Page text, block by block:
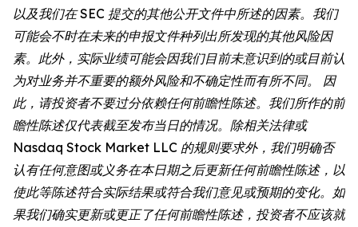
以及我们在 SEC 提交的其他公开文件中所述的因素。我们
可能会不时在未来的申报文件种列出所发现的其他风险因
素。此外，实际业绩可能会因我们目前未意识到的或目前认
为对业务并不重要的额外风险和不确定性而有所不同。 因
此，请投资者不要过分依赖任何前瞻性陈述。我们所作的前
瞻性陈述仅代表截至发布当日的情况。除相关法律或
Nasdaq Stock Market LLC 的规则要求外，我们明确否
认有任何意图或义务在本日期之后更新任何前瞻性陈述，以
使此等陈述符合实际结果或符合我们意见或预期的变化。如
果我们确实更新或更正了任何前瞻性陈述，投资者不应该就